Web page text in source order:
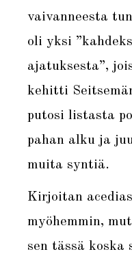
vaivanneesta
oli yksi
ajatuksesta”,
kehitti
putosi listasta
pahan alku ja
muita syntiä.
Kirjoitan
myöhemmin,
sen tässä